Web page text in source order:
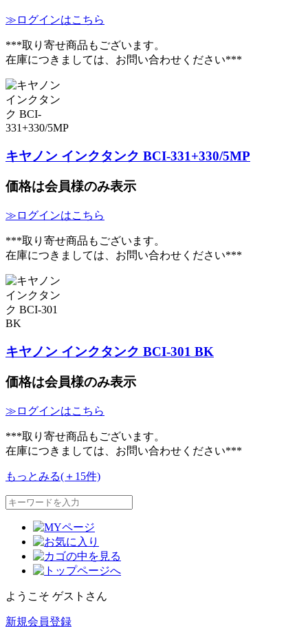
≫ログインはこちら
***取り寄せ商品もございます。
在庫につきましては、お問い合わせください***
キヤノン インクタンク BCI-331+330/5MP
価格は会員様のみ表示
≫ログインはこちら
***取り寄せ商品もございます。
在庫につきましては、お問い合わせください***
キヤノン インクタンク BCI-301 BK
価格は会員様のみ表示
≫ログインはこちら
***取り寄せ商品もございます。
在庫につきましては、お問い合わせください***
もっとみる(＋15件)
ようこそ ゲストさん
新規会員登録